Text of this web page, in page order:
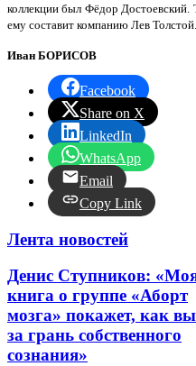
коллекции был Фёдор Достоевский.
ему составит компанию Лев Толстой.
Иван БОРИСОВ
Facebook
Share on X
LinkedIn
WhatsApp
Email
Copy Link
Лента новостей
Денис Ступников:
книга о группе «Аборт
мозга» покажет, как
за грань собственного
сознания»